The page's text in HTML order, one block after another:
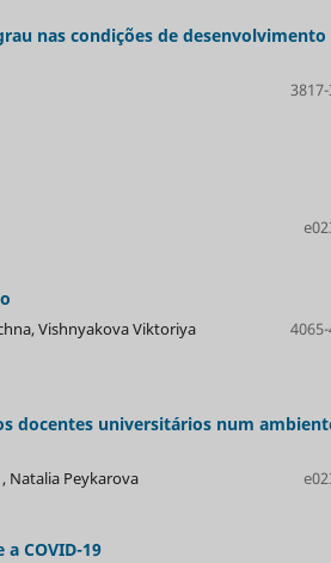
nas condições de desenvolvimento
Vishnyakova Viktoriya
docentes universitários num
Natalia Peykarova
COVID-19